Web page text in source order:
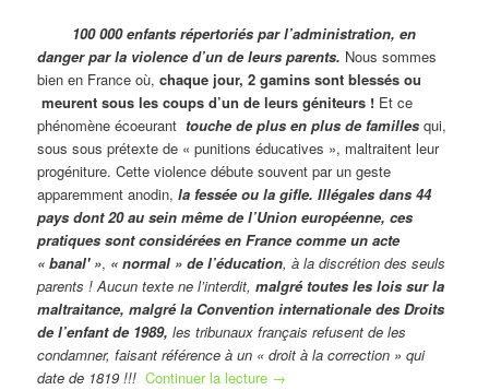
100 000 enfants répertoriés par l’administration, en
danger par la violence d’un de leurs parents. Nous sommes
bien en France où, chaque jour, 2 gamins sont blessés ou
meurent sous les coups d’un de leurs géniteurs ! Et ce
phénomène écoeurant touche de plus en plus de familles qui,
sous sous prétexte de « punitions éducatives », maltraitent leur
progéniture. Cette violence débute souvent par un geste
apparemment anodin,la fessée ou la gifle. Illégales dans 44
pays dont 20 au sein même de l’Union européenne, ces
pratiques sont considérées en France comme un acte
« banal' », « normal » de l’éducation, à la discrétion des seuls
parents ! Aucun texte ne l’interdit,malgré toutes les lois sur la
maltraitance, malgré la Convention internationale des Droits
de l’enfant de 1989, les tribunaux français refusent de les
condamner, faisant référence à un « droit à la correction » qui
date de 1819 !!! Continuer la lecture →